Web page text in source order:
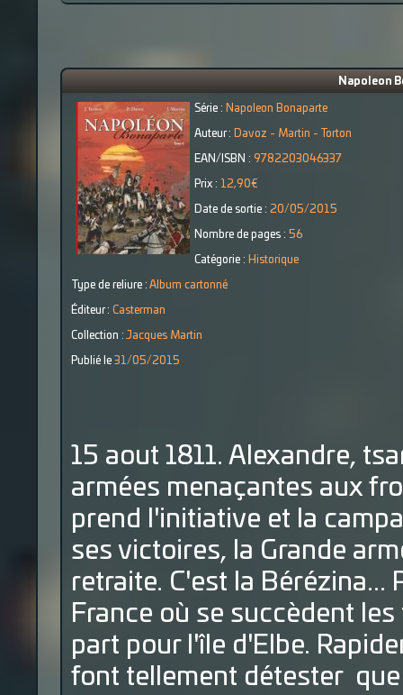
Napoleon
Série : Napoleon Bonaparte
Auteur : Davoz - Martin - Torton
EAN/ISBN : 9782203046337
Prix : 12,90€
Date de sortie : 20/05/2015
Nombre de pages : 56
Catégorie : Historique
Type de reliure : Album cartonné
Éditeur : Casterman
Collection : Jacques Martin
Publié le 31/05/2015
15 aout 1811. Alexandre,
armées menaçantes aux
prend l'initiative et la
ses victoires, la Grande
retraite. C'est la Bérézina...
France où se succèdent
part pour l'île d'Elbe.
font tellement détester